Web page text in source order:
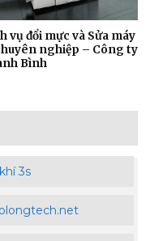
vụ đổi mực và Sửa máy
nghiệp – Công ty
Bình
3s